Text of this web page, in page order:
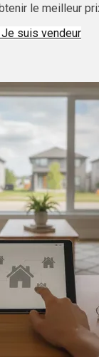
le meilleur
Je suis vendeur